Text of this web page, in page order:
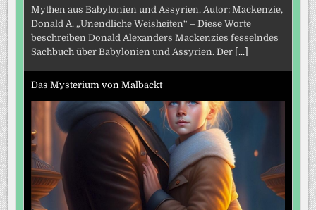
Mythen aus Babylonien und Assyrien. Autor: Mackenzie,
Donald A. „Unendliche Weisheiten“ – Diese Worte
beschreiben Donald Alexanders Mackenzies fesselndes
Sachbuch über Babylonien und Assyrien. Der [...]
Das Mysterium von Malbackt